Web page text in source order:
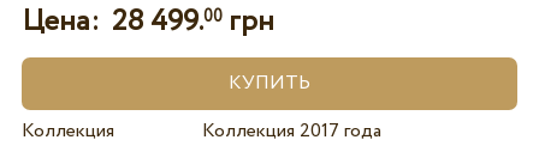
Цена: 28 499.00грн
Коллекция
Коллекция 2017 года